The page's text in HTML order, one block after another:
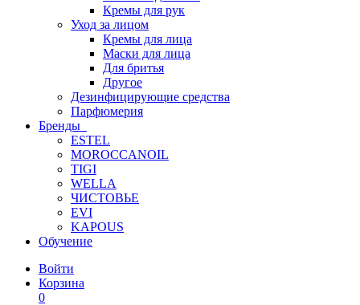
Кремы для рук
Уход за лицом
Кремы для лица
Маски для лица
Для бритья
Другое
Дезинфицирующие средства
Парфюмерия
Бренды
ESTEL
MOROCCANOIL
TIGI
WELLA
ЧИСТОВЬЕ
EVI
KAPOUS
Обучение
Войти
Корзина
0